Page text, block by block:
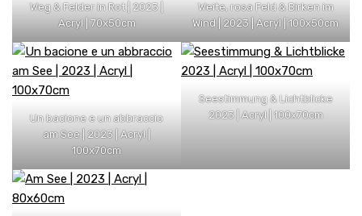
Weg & Felder in Rot | 2023 |
Acryl | 70x50cm
Weite, rosa Feld & Birken im
Wind | 2023 | Acryl | 100x50cm
Un bacione e un abbraccio
am See | 2023 | Acryl |
100x70cm
Seestimmung & Lichtblicke
2023 | Acryl | 100x70cm